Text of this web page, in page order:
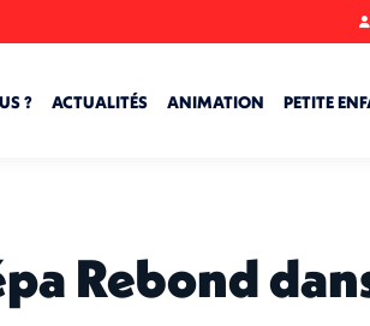
? ACTUALITÉS ANIMATION PETITE
Rebond